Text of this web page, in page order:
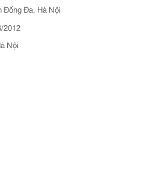
Đống Đa, Hà Nội
2012
Nội